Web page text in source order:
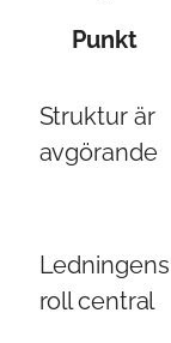
Punkt
Struktur är
avgörande
Ledningens
roll central